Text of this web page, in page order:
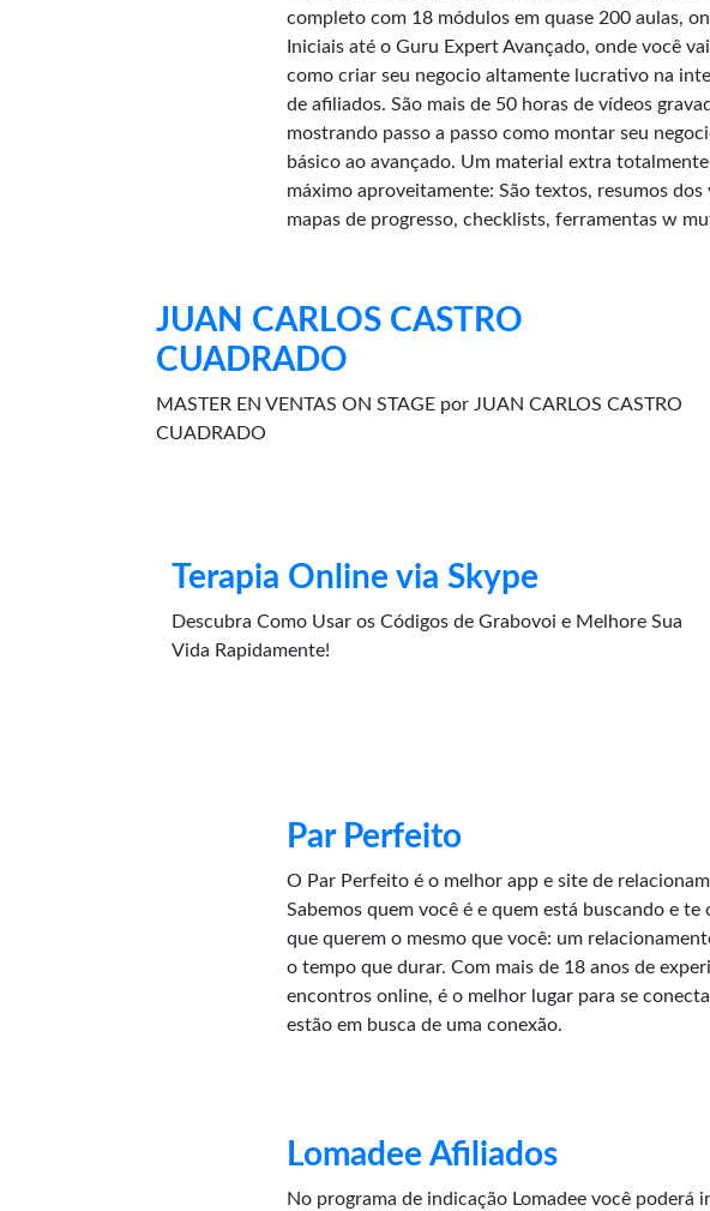
completo com 18 módulos em quase 200 aulas,
Iniciais até o Guru Expert Avançado, onde você
como criar seu negocio altamente lucrativo na
de afiliados. São mais de 50 horas de vídeos
mostrando passo a passo como montar seu
básico ao avançado. Um material extra
máximo aproveitamente: São textos, resumos dos
mapas de progresso, checklists, ferramentas w
JUAN CARLOS CASTRO
CUADRADO
MASTER EN VENTAS ON STAGE por JUAN CARLOS CASTRO
CUADRADO
Terapia Online via Skype
Descubra Como Usar os Códigos de Grabovoi e Melhore Sua
Vida Rapidamente!
Par Perfeito
O Par Perfeito é o melhor app e site de
Sabemos quem você é e quem está buscando e te
que querem o mesmo que você: um
o tempo que durar. Com mais de 18 anos de
encontros online, é o melhor lugar para se
estão em busca de uma conexão.
Lomadee Afiliados
No programa de indicação Lomadee você poderá